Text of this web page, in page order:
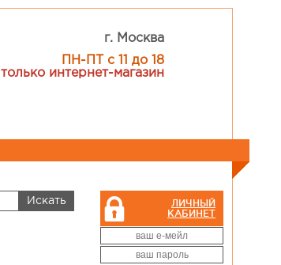
г. Москва
ПН-ПТ с 11 до 18
только интернет-магазин
ЛИЧНЫЙ
КАБИНЕТ